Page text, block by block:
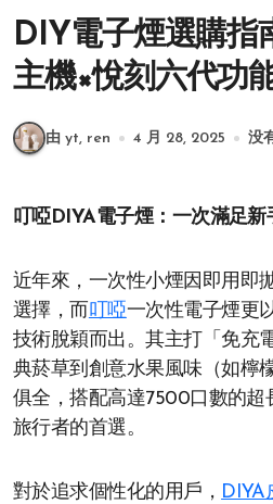
DIY電子煙選購指
主機×悅刻六代功
由 yt, ren 4 月 28, 2025 没
叮啞DIYA電子煙：一次滿足
近年來，一次性小煙因即用即
選擇，而叮啞一次性電子煙更
技術脫穎而出。其主打「免充
典菸草到創意水果風味（如檸
俱全，搭配高達7500口數的超
旅行者的首選。
對於追求個性化的用戶， DIYA